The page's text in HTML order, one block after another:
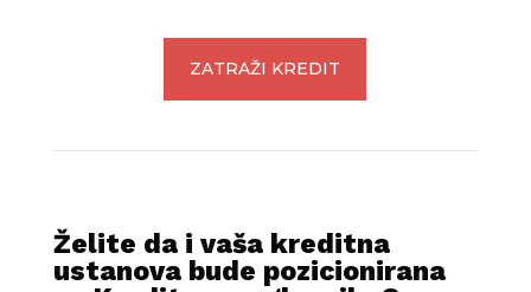
ZATRAŽI KREDIT
Želite da i vaša kreditna
ustanova bude pozicionirana